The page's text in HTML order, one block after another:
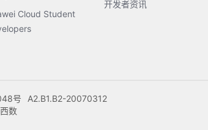
Cloud Student
开发者资讯
号
A2.B1.B2-20070312
数